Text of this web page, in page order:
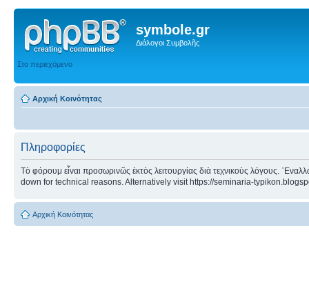
symbole.gr
Διάλογοι Συμβολῆς
Στο περιεχόμενο
Αρχική Κοινότητας
Πληροφορίες
Τὸ φόρουμ εἶναι προσωρινῶς ἐκτὸς λειτουργίας διὰ τεχνικοὺς λόγους.
down for technical reasons. Alternatively visit https://seminaria-
Αρχική Κοινότητας